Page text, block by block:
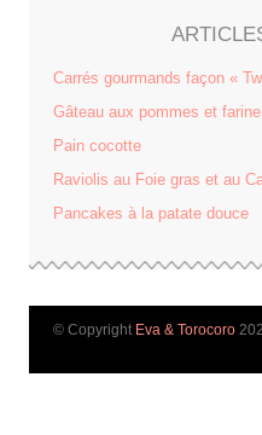
Carrés gourmands façon «
Gâteau aux pommes et
Pain cocotte
Raviolis au Foie gras et au
Pancakes à la patate douce
© Copyright Eva & Torocoro